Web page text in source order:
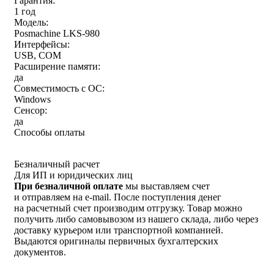
1 год
Модель:
Posmaсhine LKS-980
Интерфейсы:
USB, COM
Расширение памяти:
да
Совместимость с ОС:
Windows
Сенсор:
да
Способы оплаты
Безналичный расчет
Для ИП и юридических лиц
При безналичной оплате мы выставляем счет
и отправляем на e-mail. После поступления денег
на расчетный счет производим отгрузку. Товар можно
получить либо самовывозом из нашего склада, либо через
доставку курьером или транспортной компанией.
Выдаются оригиналы первичных бухгалтерских
документов.